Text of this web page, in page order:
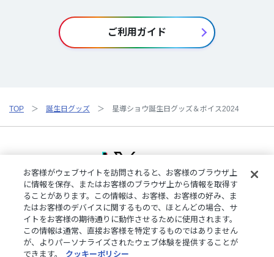
ご利用ガイド
TOP 誕生日グッズ 星導ショウ誕生日グッズ＆ボイス2024
ご利用規約プライバシーポリシー
特定商取引法に基づく表記
ご利用ガイドよくある質問お問い合わせにじさんじ公式サイト
クッキーの詳細
お客様がウェブサイトを訪問されると、お客様のブラウザ上
に情報を保存、またはお客様のブラウザ上から情報を取得す
ることがあります。この情報は、お客様、お客様の好み、ま
たはお客様のデバイスに関するもので、ほとんどの場合、サ
イトをお客様の期待通りに動作させるために使用されます。
この情報は通常、直接お客様を特定するものではありません
が、よりパーソナライズされたウェブ体験を提供することが
できます。
クッキーポリシー